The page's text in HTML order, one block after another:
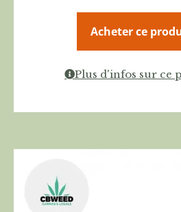
Acheter ce
Plus d'infos sur ce